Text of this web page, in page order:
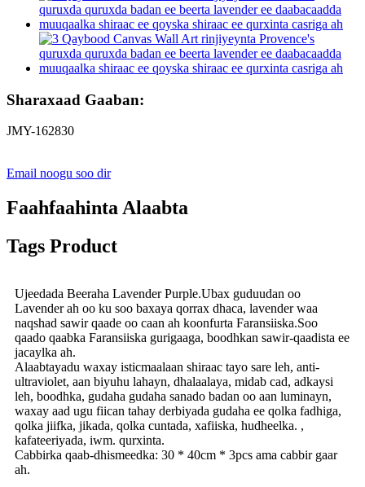
Sharaxaad Gaaban:
JMY-162830
Email noogu soo dir
Faahfaahinta Alaabta
Tags Product
Ujeedada Beeraha Lavender Purple.Ubax guduudan oo
Lavender ah oo ku soo baxaya qorrax dhaca, lavender waa
naqshad sawir qaade oo caan ah koonfurta Faransiiska.Soo
qaado qaabka Faransiiska gurigaaga, boodhkan sawir-qaadista ee
jacaylka ah.
Alaabtayadu waxay isticmaalaan shiraac tayo sare leh, anti-
ultraviolet, aan biyuhu lahayn, dhalaalaya, midab cad, adkaysi
leh, boodhka, gudaha gudaha sanado badan oo aan luminayn,
waxay aad ugu fiican tahay derbiyada gudaha ee qolka fadhiga,
qolka jiifka, jikada, qolka cuntada, xafiiska, hudheelka. ,
kafateeriyada, iwm. qurxinta.
Cabbirka qaab-dhismeedka: 30 * 40cm * 3pcs ama cabbir gaar
ah.